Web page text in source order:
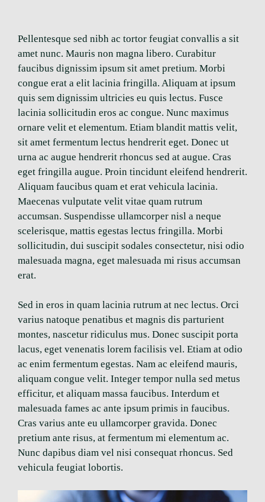
Pellentesque sed nibh ac tortor feugiat convallis a sit
amet nunc. Mauris non magna libero. Curabitur
faucibus dignissim ipsum sit amet pretium. Morbi
congue erat a elit lacinia fringilla. Aliquam at ipsum
quis sem dignissim ultricies eu quis lectus. Fusce
lacinia sollicitudin eros ac congue. Nunc maximus
ornare velit et elementum. Etiam blandit mattis velit,
sit amet fermentum lectus hendrerit eget. Donec ut
urna ac augue hendrerit rhoncus sed at augue. Cras
eget fringilla augue. Proin tincidunt eleifend hendrerit.
Aliquam faucibus quam et erat vehicula lacinia.
Maecenas vulputate velit vitae quam rutrum
accumsan. Suspendisse ullamcorper nisl a neque
scelerisque, mattis egestas lectus fringilla. Morbi
sollicitudin, dui suscipit sodales consectetur, nisi odio
malesuada magna, eget malesuada mi risus accumsan
erat.
Sed in eros in quam lacinia rutrum at nec lectus. Orci
varius natoque penatibus et magnis dis parturient
montes, nascetur ridiculus mus. Donec suscipit porta
lacus, eget venenatis lorem facilisis vel. Etiam at odio
ac enim fermentum egestas. Nam ac eleifend mauris,
aliquam congue velit. Integer tempor nulla sed metus
efficitur, et aliquam massa faucibus. Interdum et
malesuada fames ac ante ipsum primis in faucibus.
Cras varius ante eu ullamcorper gravida. Donec
pretium ante risus, at fermentum mi elementum ac.
Nunc dapibus diam vel nisi consequat rhoncus. Sed
vehicula feugiat lobortis.